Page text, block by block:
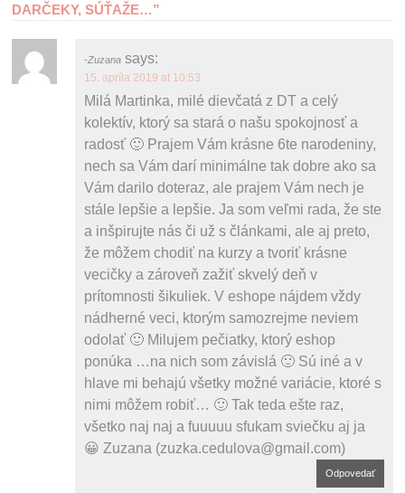
DARČEKY, SÚŤAŽE…”
Zuzana says:
15. apríla 2019 at 10:53
Milá Martinka, milé dievčatá z DT a celý
kolektív, ktorý sa stará o našu spokojnosť a
radosť 🙂 Prajem Vám krásne 6te narodeniny,
nech sa Vám darí minimálne tak dobre ako sa
Vám darilo doteraz, ale prajem Vám nech je
stále lepšie a lepšie. Ja som veľmi rada, že ste
a inšpirujte nás či už s článkami, ale aj preto,
že môžem chodiť na kurzy a tvoriť krásne
vecičky a zároveň zažiť skvelý deň v
prítomnosti šikuliek. V eshope nájdem vždy
nádherné veci, ktorým samozrejme neviem
odolať 🙂 Milujem pečiatky, ktorý eshop
ponúka …na nich som závislá 🙂 Sú iné a v
hlave mi behajú všetky možné variácie, ktoré s
nimi môžem robiť… 🙂 Tak teda ešte raz,
všetko naj naj a fuuuuu sfukam sviečku aj ja
😀 Zuzana (zuzka.cedulova@gmail.com)
Odpovedať